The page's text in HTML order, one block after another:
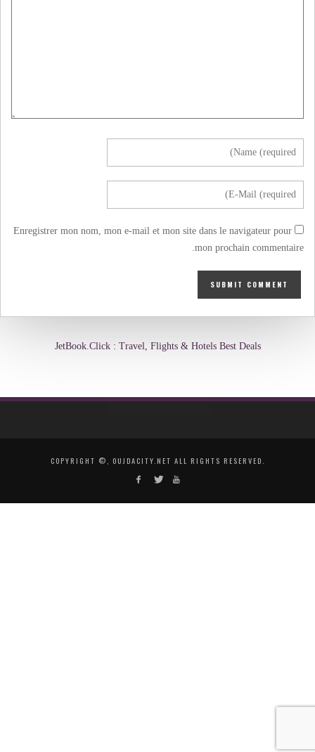
Enregistrer mon nom, mon e-mail et mon site dans le navigateur pour
mon prochain commentaire.
JetBook.Click : Travel, Flights & Hotels Best Deals
COPYRIGHT ©, OUJDACITY.NET ALL RIGHTS RESERVED.